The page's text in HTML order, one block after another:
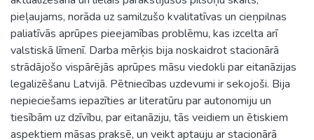
pieļaujams, norāda uz samilzušo kvalitatīvas un cieņpilnas
paliatīvās aprūpes pieejamības problēmu, kas izcelta arī
valstiskā līmenī. Darba mērķis bija noskaidrot stacionārā
strādājošo vispārējās aprūpes māsu viedokli par eitanāzijas
legalizēšanu Latvijā. Pētniecības uzdevumi ir sekojoši. Bija
nepieciešams iepazīties ar literatūru par autonomiju un
tiesībām uz dzīvību, par eitanāziju, tās veidiem un ētiskiem
aspektiem māsas praksē, un veikt aptauju ar stacionārā